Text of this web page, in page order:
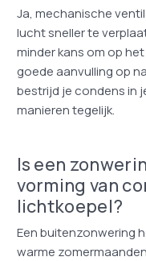
Ja, mechanische
lucht sneller te
minder kans om op
goede aanvulling op
bestrijd je condens in
manieren tegelijk.
Is een
vorming van
lichtkoepel?
Een buitenzonwering
warme